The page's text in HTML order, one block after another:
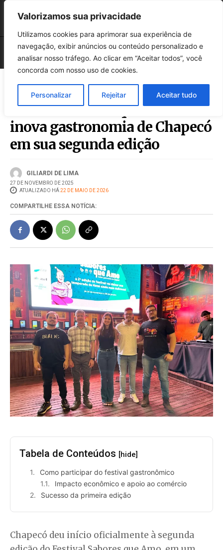
Valorizamos sua privacidade
Utilizamos cookies para aprimorar sua experiência de
navegação, exibir anúncios ou conteúdo personalizado e
analisar nosso tráfego. Ao clicar em “Aceitar todos”, você
concorda com nosso uso de cookies.
Personalizar Rejeitar Aceitar tudo
Festival Sabores que Amo
inova gastronomia de Chapecó
em sua segunda edição
GILIARDI DE LIMA
27 DE NOVEMBRO DE 2025
ATUALIZADO HÁ22 DE MAIO DE 2026
COMPARTILHE ESSA NOTÍCIA:
Tabela de Conteúdos [hide]
Como participar do festival gastronômico
Impacto econômico e apoio ao comércio
Sucesso da primeira edição
Chapecó deu início oficialmente à segunda